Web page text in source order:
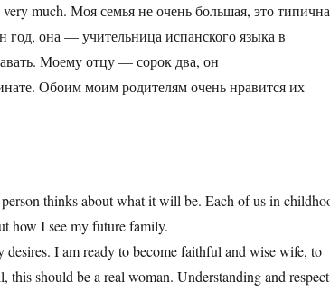
much. Моя семья не очень большая, это
год, она — учительница испанского языка в
Моему отцу — сорок два, он
Обоим моим родителям очень нравится их
thinks about what it will be. Each of us in
how I see my future family.
I am ready to become faithful and wise wife, to
should be a real woman. Understanding and respect